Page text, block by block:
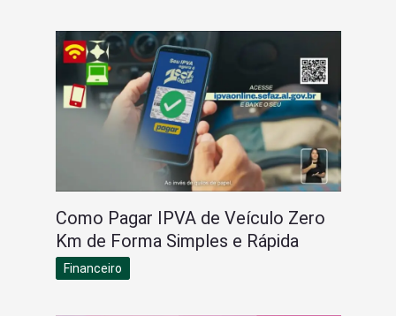
Como Pagar IPVA de Veículo Zero
Km de Forma Simples e Rápida
Financeiro